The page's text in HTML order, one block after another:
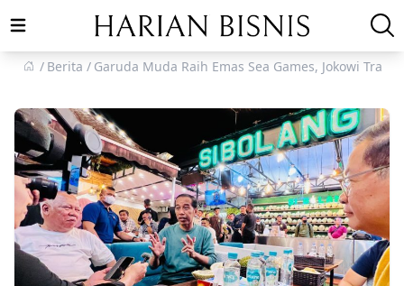
Open main menu
Berita
Garuda Muda Raih Emas Sea Games, Jokowi